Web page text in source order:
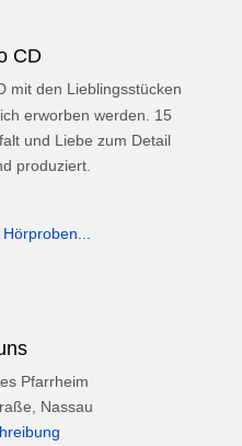
CD
mit den Lieblingsstücken
erworben werden. 15
und Liebe zum Detail
produziert.
Pfarrheim
Nassau